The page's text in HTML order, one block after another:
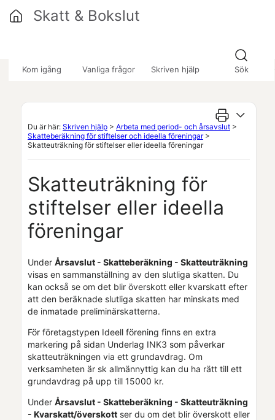
Kom igång Vanliga frågor Skriven hjälp Sök
Skatt & Bokslut
Du är här: Skriven hjälp > Arbeta med period- och årsavslut >
Skatteberäkning för stiftelser och ideella föreningar>
Skatteuträkning för stiftelser eller ideella föreningar
Skatteuträkning för
stiftelser eller ideella
föreningar
Under Årsavslut - Skatteberäkning - Skatteuträkning
visas en sammanställning av den slutliga skatten. Du
kan också se om det blir överskott eller kvarskatt efter
att den beräknade slutliga skatten har minskats med
de inmatade preliminärskatterna.
För företagstypen Ideell förening finns en extra
markering på sidan Underlag INK3 som påverkar
skatteuträkningen via ett grundavdrag. Om
verksamheten är sk allmännyttig kan du ha rätt till ett
grundavdrag på upp till 15000 kr.
Under Årsavslut - Skatteberäkning - Skatteuträkning
- Kvarskatt/överskott ser du om det blir överskott eller